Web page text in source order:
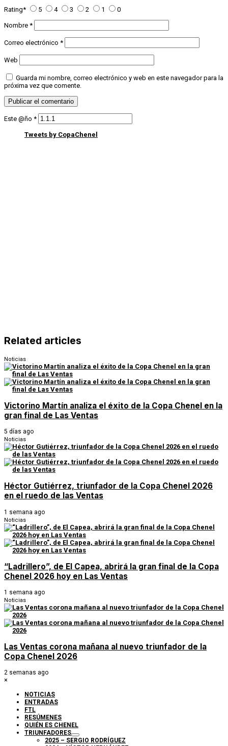
Rating* 5 4 3 2 1 0
Nombre *
Correo electrónico *
Web
Guarda mi nombre, correo electrónico y web en este navegador para la
próxima vez que comente.
Este @ño *
Tweets by CopaChenel
Related articles
Noticias
Victorino Martín analiza el éxito de la Copa Chenel en la
gran final de Las Ventas
5 días ago
Noticias
Héctor Gutiérrez, triunfador de la Copa Chenel 2026
en el ruedo de las Ventas
1 semana ago
Noticias
“Ladrillero”, de El Capea, abrirá la gran final de la Copa
Chenel 2026 hoy en Las Ventas
1 semana ago
Noticias
Las Ventas corona mañana al nuevo triunfador de la
Copa Chenel 2026
2 semanas ago
×
NOTICIAS
ENTRADAS
FTL
RESÚMENES
QUIÉN ES CHENEL
TRIUNFADORES
2025 – SERGIO RODRÍGUEZ